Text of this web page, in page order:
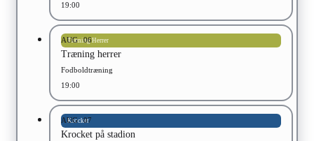
19:00
Træning Herrer
AUG 06
Træning herrer
Fodboldtræning
19:00
Krocket
AUG 07
Krocket på stadion